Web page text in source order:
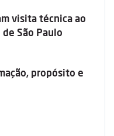
visita técnica ao
São Paulo
propósito e